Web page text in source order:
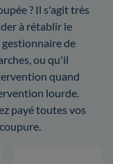
? Il s'agit très
à rétablir le
de
ou qu'il
quand
lourde.
payé toutes vos